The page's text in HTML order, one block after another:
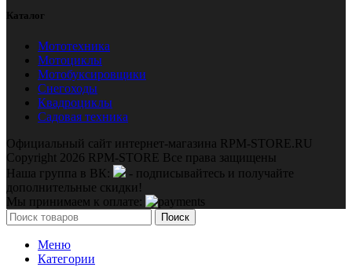
Каталог
Мототехника
Мотоциклы
Мотобуксировщики
Снегоходы
Квадроциклы
Садовая техника
Официальный сайт интернет-магазина RPM-STORE.RU
Copyright 2026 RPM-STORE Все права защищены
Наша группа в ВК:
- подписывайтесь и получайте
дополнительные скидки!
Мы принимаем к оплате:
Поиск
Меню
Категории